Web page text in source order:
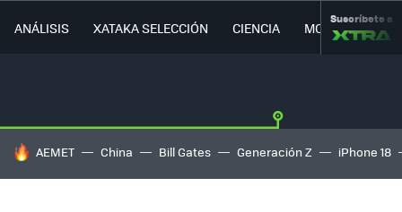
ANÁLISIS XATAKA SELECCIÓN CIENCIA MOVILIDAD
Suscríbete a
HOY SE HABLA DE
AEMET China Bill Gates Generación Z iPhone 18